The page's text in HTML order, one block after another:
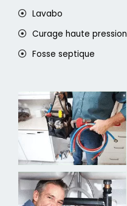
Lavabo
Curage haute pression
Fosse septique